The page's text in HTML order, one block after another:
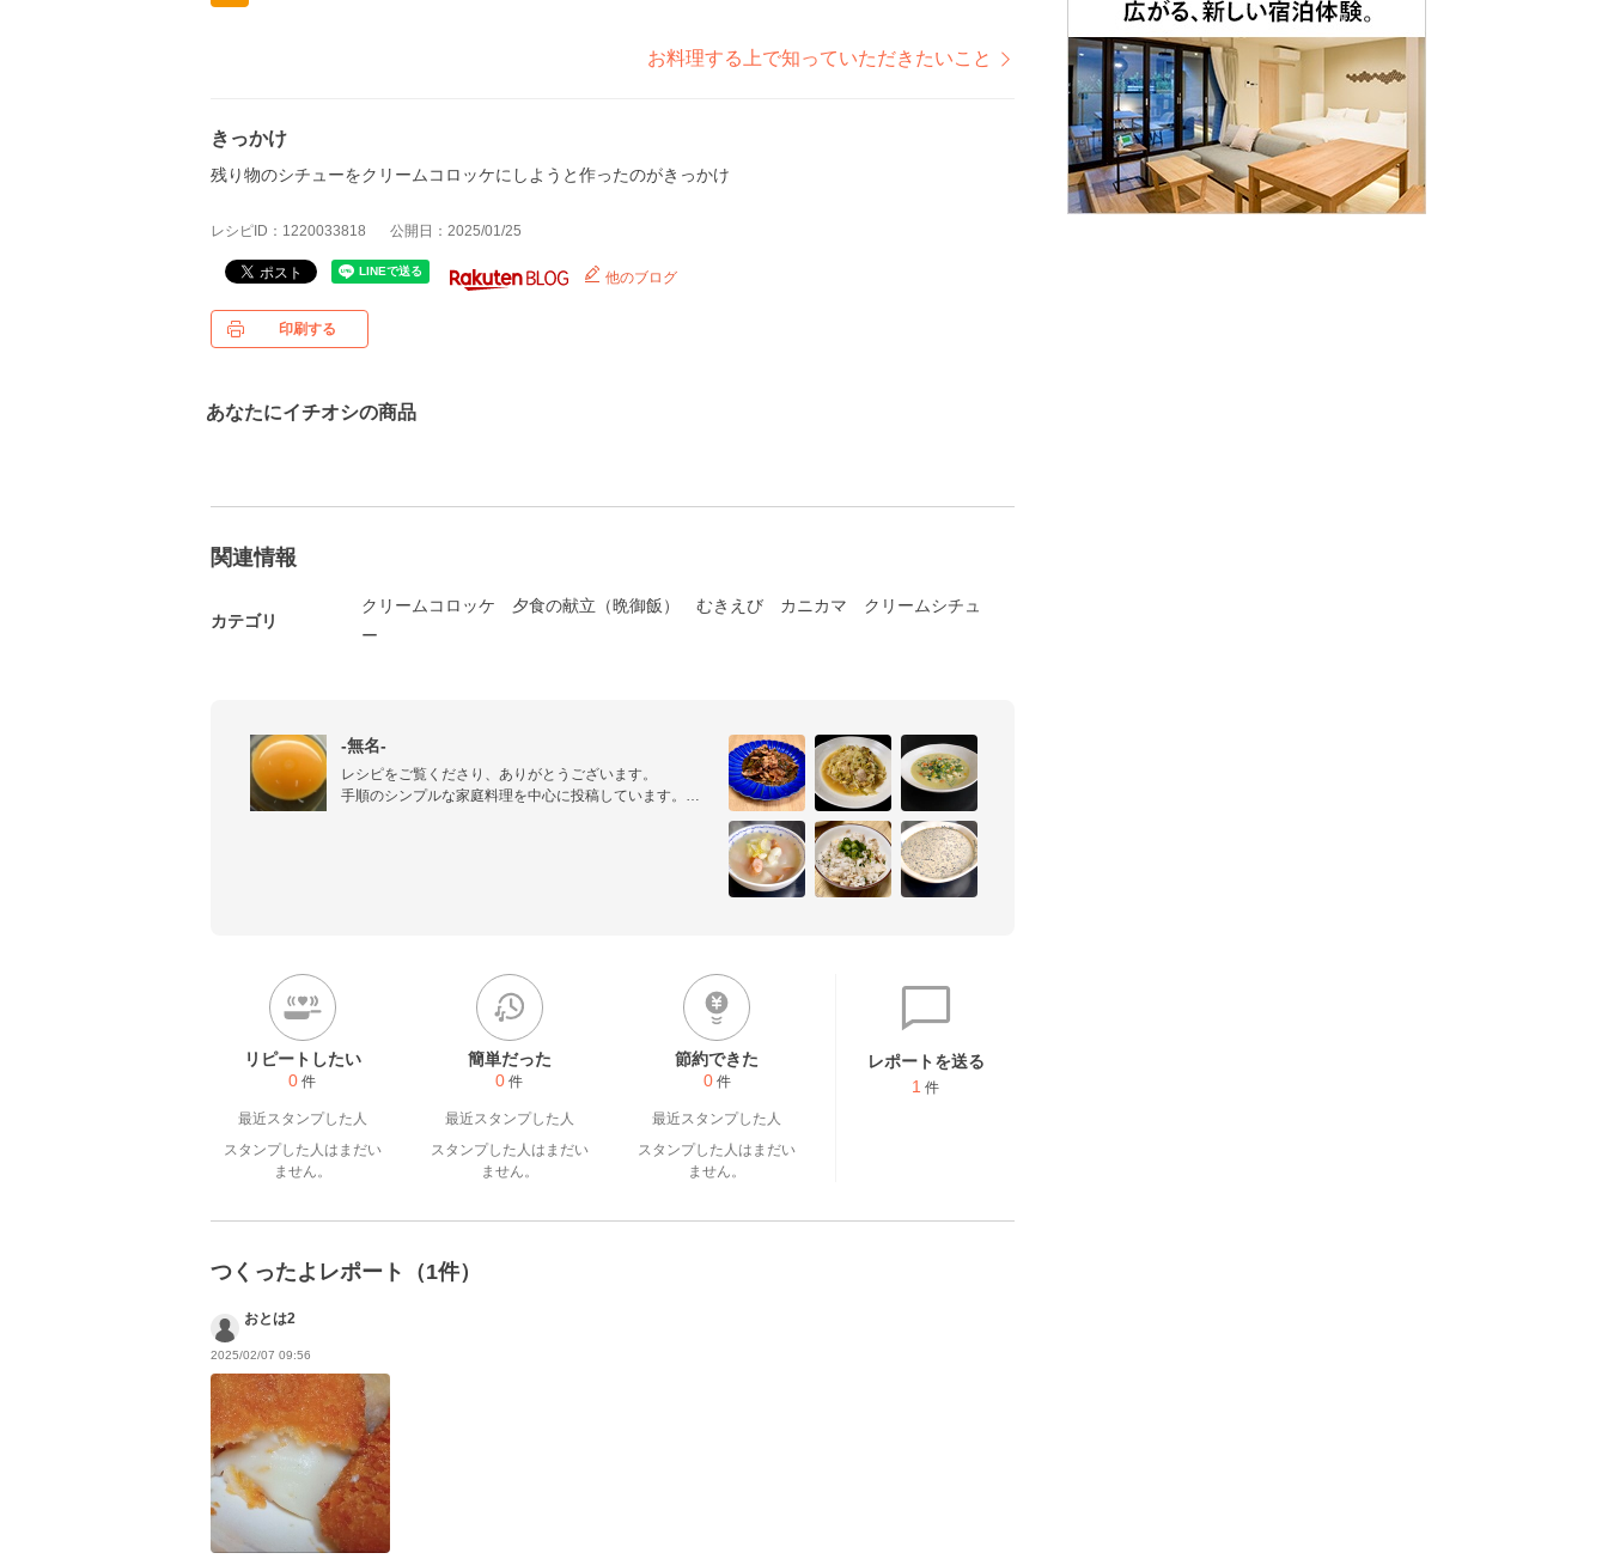
お料理する上で知っていただきたいこと
きっかけ
残り物のシチューをクリームコロッケにしようと作ったのがきっかけ
レシピID：1220033818 公開日：2025/01/25
他のブログ
印刷する
あなたにイチオシの商品
関連情報
カテゴリ
クリームコロッケ 夕食の献立（晩御飯） むきえび カニカマ
クリームシチュ
ー
-無名-
レシピをご覧くださり、ありがとうございます。
手順のシンプルな家庭料理を中心に投稿しています。
リピートしたい
0 件
最近スタンプした人
スタンプした人はまだい
ません。
簡単だった
0 件
最近スタンプした人
スタンプした人はまだい
ません。
節約できた
0 件
最近スタンプした人
スタンプした人はまだい
ません。
レポートを送る
1 件
つくったよレポート（1件）
おとは2
2025/02/07 09:56